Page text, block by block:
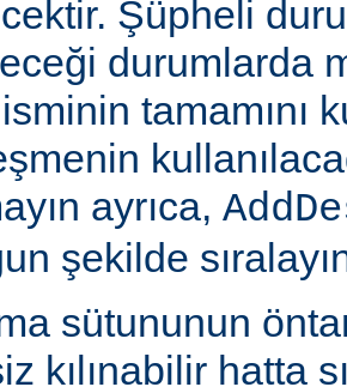
Şüpheli
durumlarda
tamamını
ayrıca,
şekilde
sütununun
kılınabilir hatta